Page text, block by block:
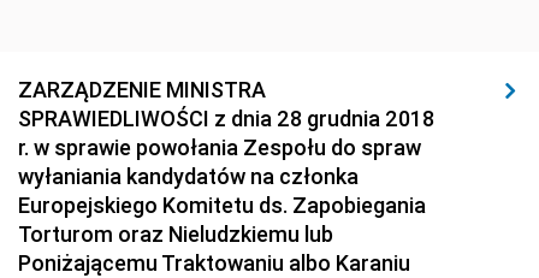
Dziennik Urzędowy Generalnej Dyrekcji Ochrony
Środowiska
Dziennik Urzędowy Ministerstwa Administracji,
Gospodarki Terenowej i Ochrony Środowiska
Dziennik Urzędowy Ministerstwa Administracji i
Gospodarki Przestrzennej
ZARZĄDZENIE MINISTRA
SPRAWIEDLIWOŚCI z dnia 28 grudnia 2018
r. w sprawie powołania Zespołu do spraw
wyłaniania kandydatów na członka
Europejskiego Komitetu ds. Zapobiegania
Torturom oraz Nieludzkiemu lub
Poniżającemu Traktowaniu albo Karaniu